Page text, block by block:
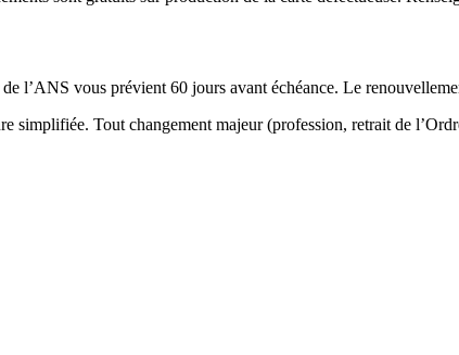
l’ANS vous prévient 60 jours avant échéance. Le
simplifiée. Tout changement majeur (profession, retrait de